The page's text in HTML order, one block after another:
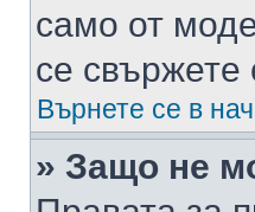
само от
се свържете
Върнете се в
» Защо не